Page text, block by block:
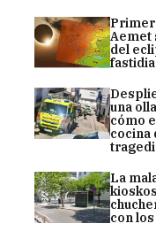
Aemet
del
una
cómo
cocina
La
con